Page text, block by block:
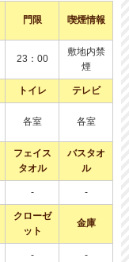
門限 喫煙情報
23：00
敷地内禁
煙
トイレ テレビ
各室 各室
フェイス
タオル
バスタオ
ル
- -
クローゼ
ット
金庫
- -